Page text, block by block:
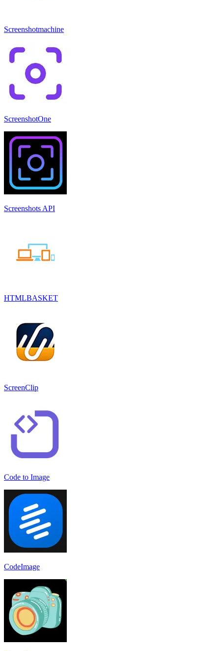
Screenshotmachine
ScreenshotOne
Screenshots API
HTMLBASKET
ScreenClip
Code to Image
CodeImage